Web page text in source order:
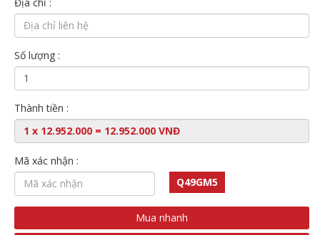
Số lượng :
Thành tiền :
Mã xác nhận :
Q49GM5
Mua nhanh